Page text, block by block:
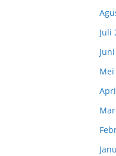
Juli
Mei